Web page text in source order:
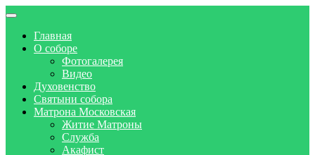
Главная
О соборе
Фотогалерея
Видео
Духовенство
Святыни собора
Матрона Московская
Житие Матроны
Служба
Акафист